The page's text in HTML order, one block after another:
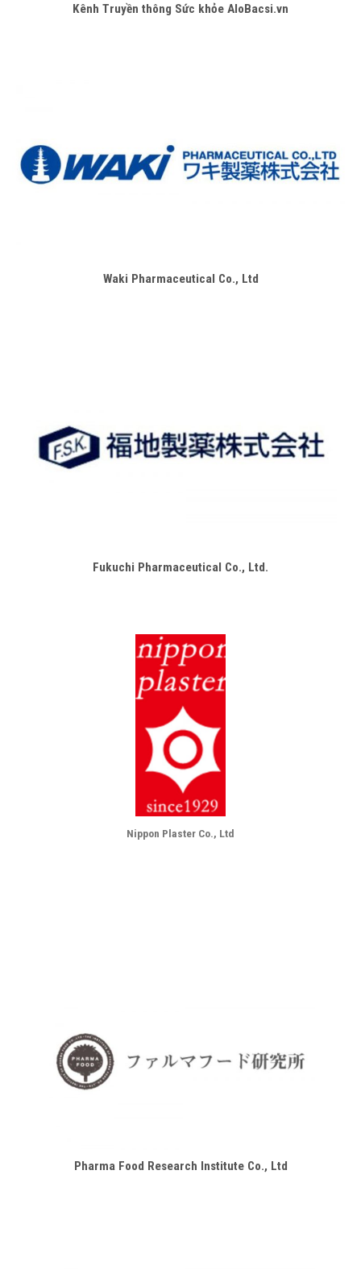
Kênh Truyền thông Sức khỏe AloBacsi.vn
Waki Pharmaceutical Co., Ltd
Fukuchi Pharmaceutical Co., Ltd.
Nippon Plaster Co., Ltd
Pharma Food Research Institute Co., Ltd